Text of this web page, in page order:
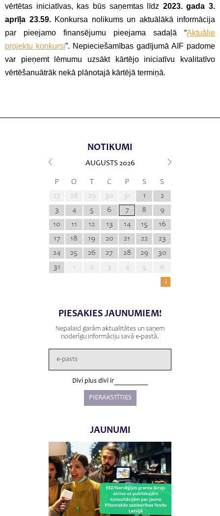
vērtētas iniciatīvas, kas būs saņemtas līdz 2023. gada 3.
aprīļa 23.59.Konkursa nolikums un aktuālākā informācija
par pieejamo finansējumu pieejama sadaļā “Aktuālie
projektu konkursi”. Nepieciešamības gadījumā AIF padome
var pieņemt lēmumu uzsākt kārtējo iniciatīvu kvalitatīvo
vērtēšanuātrāk nekā plānotajā kārtējā termiņā.
NOTIKUMI
AUGUSTS 2026
P O T C P S
S
27
28 29 30 31 1
2
3
4 5 6 7 8
9
10
11 12 13 14 15
16
17
18 19 20 21 22
23
24
25 26 27 28 29
30
31
1 2 3 4 5
6
i
PIESAKIES JAUNUMIEM!
Nepalaid garām aktualitātes un saņem
noderīgu informāciju savā e-pastā.
Divi plus divi ir
JAUNUMI